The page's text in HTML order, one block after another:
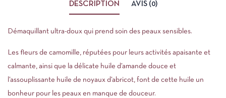
DESCRIPTION AVIS (0)
Démaquillant ultra-doux qui prend soin des peaux sensibles.
Les fleurs de camomille, réputées pour leurs activités apaisante et
calmante, ainsi que la délicate huile d’amande douce et
l’assouplissante huile de noyaux d’abricot, font de cette huile un
bonheur pour les peaux en manque de douceur.